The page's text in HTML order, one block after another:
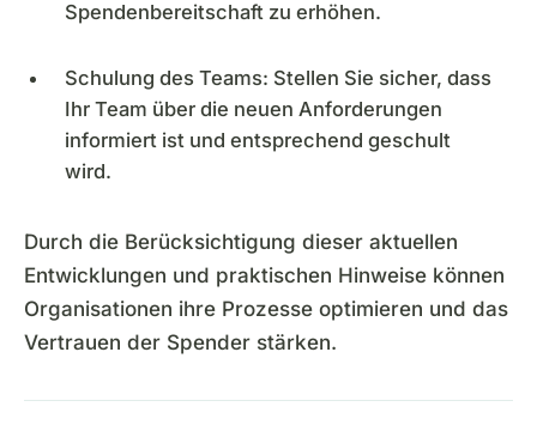
Spendenbereitschaft zu erhöhen.​
Schulung des Teams: Stellen Sie sicher, dass
Ihr Team über die neuen Anforderungen
informiert ist und entsprechend geschult
wird.​
Durch die Berücksichtigung dieser aktuellen
Entwicklungen und praktischen Hinweise können
Organisationen ihre Prozesse optimieren und das
Vertrauen der Spender stärken.